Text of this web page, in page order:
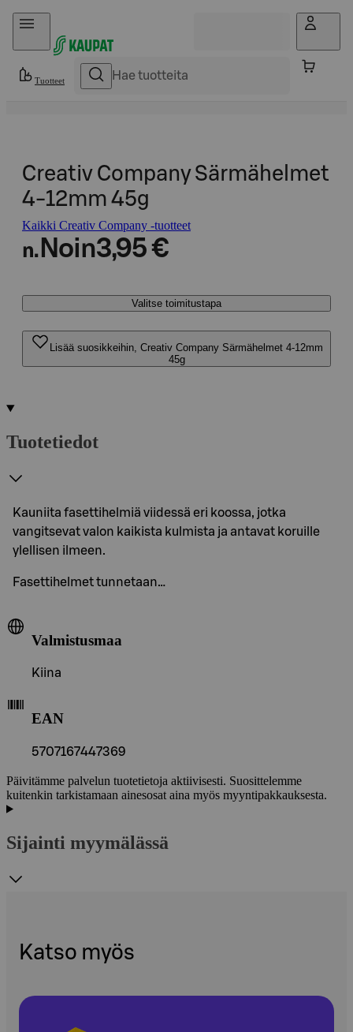
Hyppää sisältöön
Tuotteet
Creativ Company Särmähelmet
4-12mm 45g
Kaikki Creativ Company -tuotteet
n. Noin3,95 €
Valitse toimitustapa
Lisää suosikkeihin, Creativ Company Särmähelmet 4-12mm
45g
Tuotetiedot
Kauniita fasettihelmiä viidessä eri koossa, jotka
vangitsevat valon kaikista kulmista ja antavat koruille
ylellisen ilmeen.
Fasettihelmet tunnetaan…
Valmistusmaa
Kiina
EAN
5707167447369
Päivitämme palvelun tuotetietoja aktiivisesti. Suosittelemme
kuitenkin tarkistamaan ainesosat aina myös myyntipakkauksesta.
Sijainti myymälässä
Katso myös